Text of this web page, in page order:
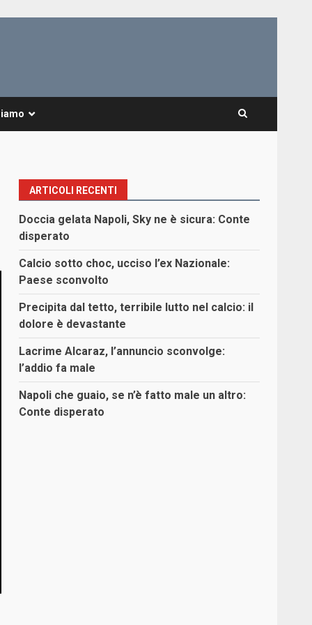
ARTICOLI RECENTI
Doccia gelata Napoli, Sky ne è sicura: Conte
disperato
Calcio sotto choc, ucciso l’ex Nazionale:
Paese sconvolto
Precipita dal tetto, terribile lutto nel calcio: il
dolore è devastante
Lacrime Alcaraz, l’annuncio sconvolge:
l’addio fa male
Napoli che guaio, se n’è fatto male un altro:
Conte disperato